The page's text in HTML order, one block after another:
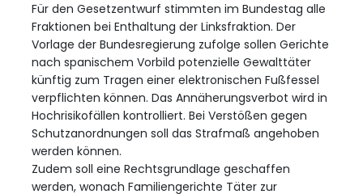
Für den Gesetzentwurf stimmten im Bundestag alle
Fraktionen bei Enthaltung der Linksfraktion. Der
Vorlage der Bundesregierung zufolge sollen Gerichte
nach spanischem Vorbild potenzielle Gewalttäter
künftig zum Tragen einer elektronischen Fußfessel
verpflichten können. Das Annäherungsverbot wird in
Hochrisikofällen kontrolliert. Bei Verstößen gegen
Schutzanordnungen soll das Strafmaß angehoben
werden können.
Zudem soll eine Rechtsgrundlage geschaffen
werden, wonach Familiengerichte Täter zur